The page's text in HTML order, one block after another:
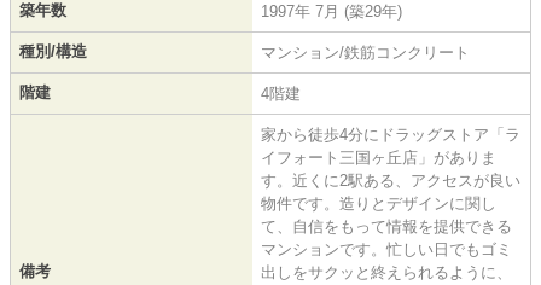
築年数 1997年 7月 (築29年)
種別/構造 マンション/鉄筋コンクリート
階建 4階建
備考
家から徒歩4分にドラッグストア「ラ
イフォート三国ヶ丘店」がありま
す。近くに2駅ある、アクセスが良い
物件です。造りとデザインに関し
て、自信をもって情報を提供できる
マンションです。忙しい日でもゴミ
出しをサクッと終えられるように、